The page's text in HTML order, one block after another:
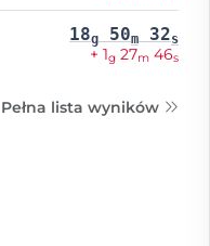
18g 50m 32s
+ 1g 27m 46s
Pełna lista wyników